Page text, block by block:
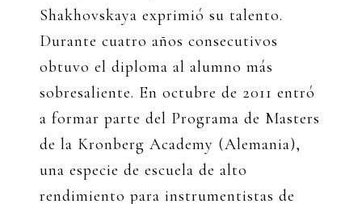
Shakhovskaya exprimió su talento.
Durante cuatro años consecutivos
obtuvo el diploma al alumno más
sobresaliente. En octubre de 2011 entró
a formar parte del Programa de Masters
de la Kronberg Academy (Alemania),
una especie de escuela de alto
rendimiento para instrumentistas de